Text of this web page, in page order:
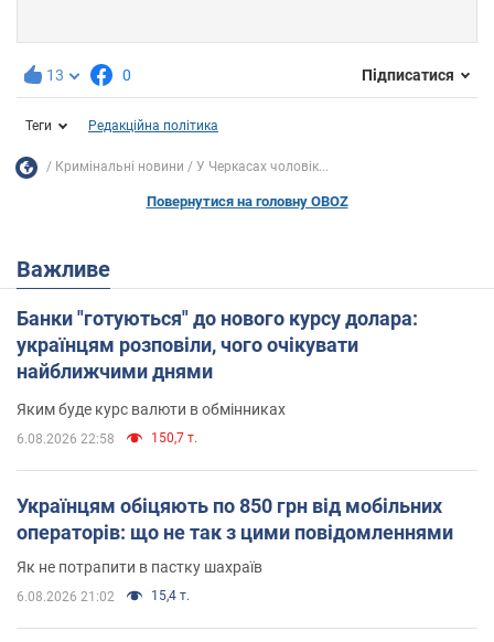
13 0 Підписатися
Теги Редакційна політика
Кримінальні новини У Черкасах чоловік...
Повернутися на головну OBOZ
Важливе
Банки "готуються" до нового курсу долара:
українцям розповіли, чого очікувати
найближчими днями
Яким буде курс валюти в обмінниках
6.08.2026 22:58 150,7 т.
Українцям обіцяють по 850 грн від мобільних
операторів: що не так з цими повідомленнями
Як не потрапити в пастку шахраїв
6.08.2026 21:02 15,4 т.